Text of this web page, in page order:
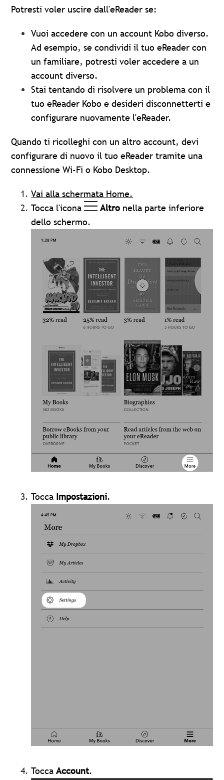
Potresti voler uscire dall'eReader se:
Vuoi accedere con un account Kobo diverso.
Ad esempio, se condividi il tuo eReader con
un familiare, potresti voler accedere a un
account diverso.
Stai tentando di risolvere un problema con il
tuo eReader Kobo e desideri disconnetterti e
configurare nuovamente l'eReader.
Quando ti ricolleghi con un altro account, devi
configurare di nuovo il tuo eReader tramite una
connessione Wi-Fi o Kobo Desktop.
Vai alla schermata Home.
Tocca l'icona
Altro nella parte inferiore
dello schermo.
Tocca Impostazioni.
ToccaAccount.